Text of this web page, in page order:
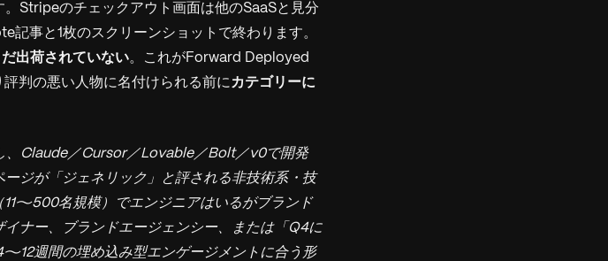
Stripeのチェックアウト画面は他のSaaSと見分
事と1枚のスクリーンショットで終わります。
出荷されていない。これがForward Deployed
判の悪い人物に名付けられる前に カテゴリーに
、Claude／Cursor／Lovable／Bolt／v0で開発
ジが「ジェネリック」と評される非技術系・技
〜500名規模）でエンジニアはいるがブランド
ナー、ブランドエージェンシー、または「Q4に
12週間の埋め込み型エンゲージメントに合う形